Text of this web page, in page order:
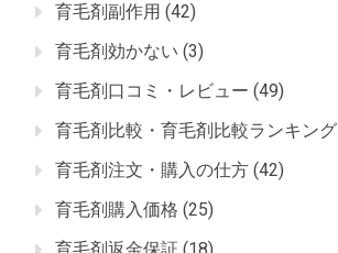
育毛剤副作用 (42)
育毛剤効かない (3)
育毛剤口コミ・レビュー (49)
育毛剤比較・育毛剤比較ランキング
育毛剤注文・購入の仕方 (42)
育毛剤購入価格 (25)